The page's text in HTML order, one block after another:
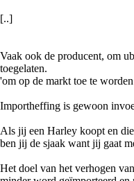
[..]
Vaak ook de producent, om
toegelaten.
'om op de markt toe te
Importheffing is gewoon
Als jij een Harley koopt en
ben jij de sjaak want jij gaat
Het doel van het verhogen